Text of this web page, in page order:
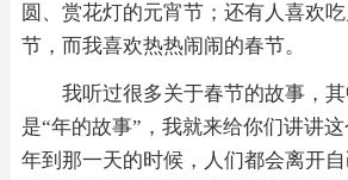
圆、赏花灯的元宵节；还有人喜欢
节，而我喜欢热热闹闹的春节。
我听过很多关于春节的故事，
是“年的故事”，我就来给你们讲讲
年到那一天的时候，人们都会离开